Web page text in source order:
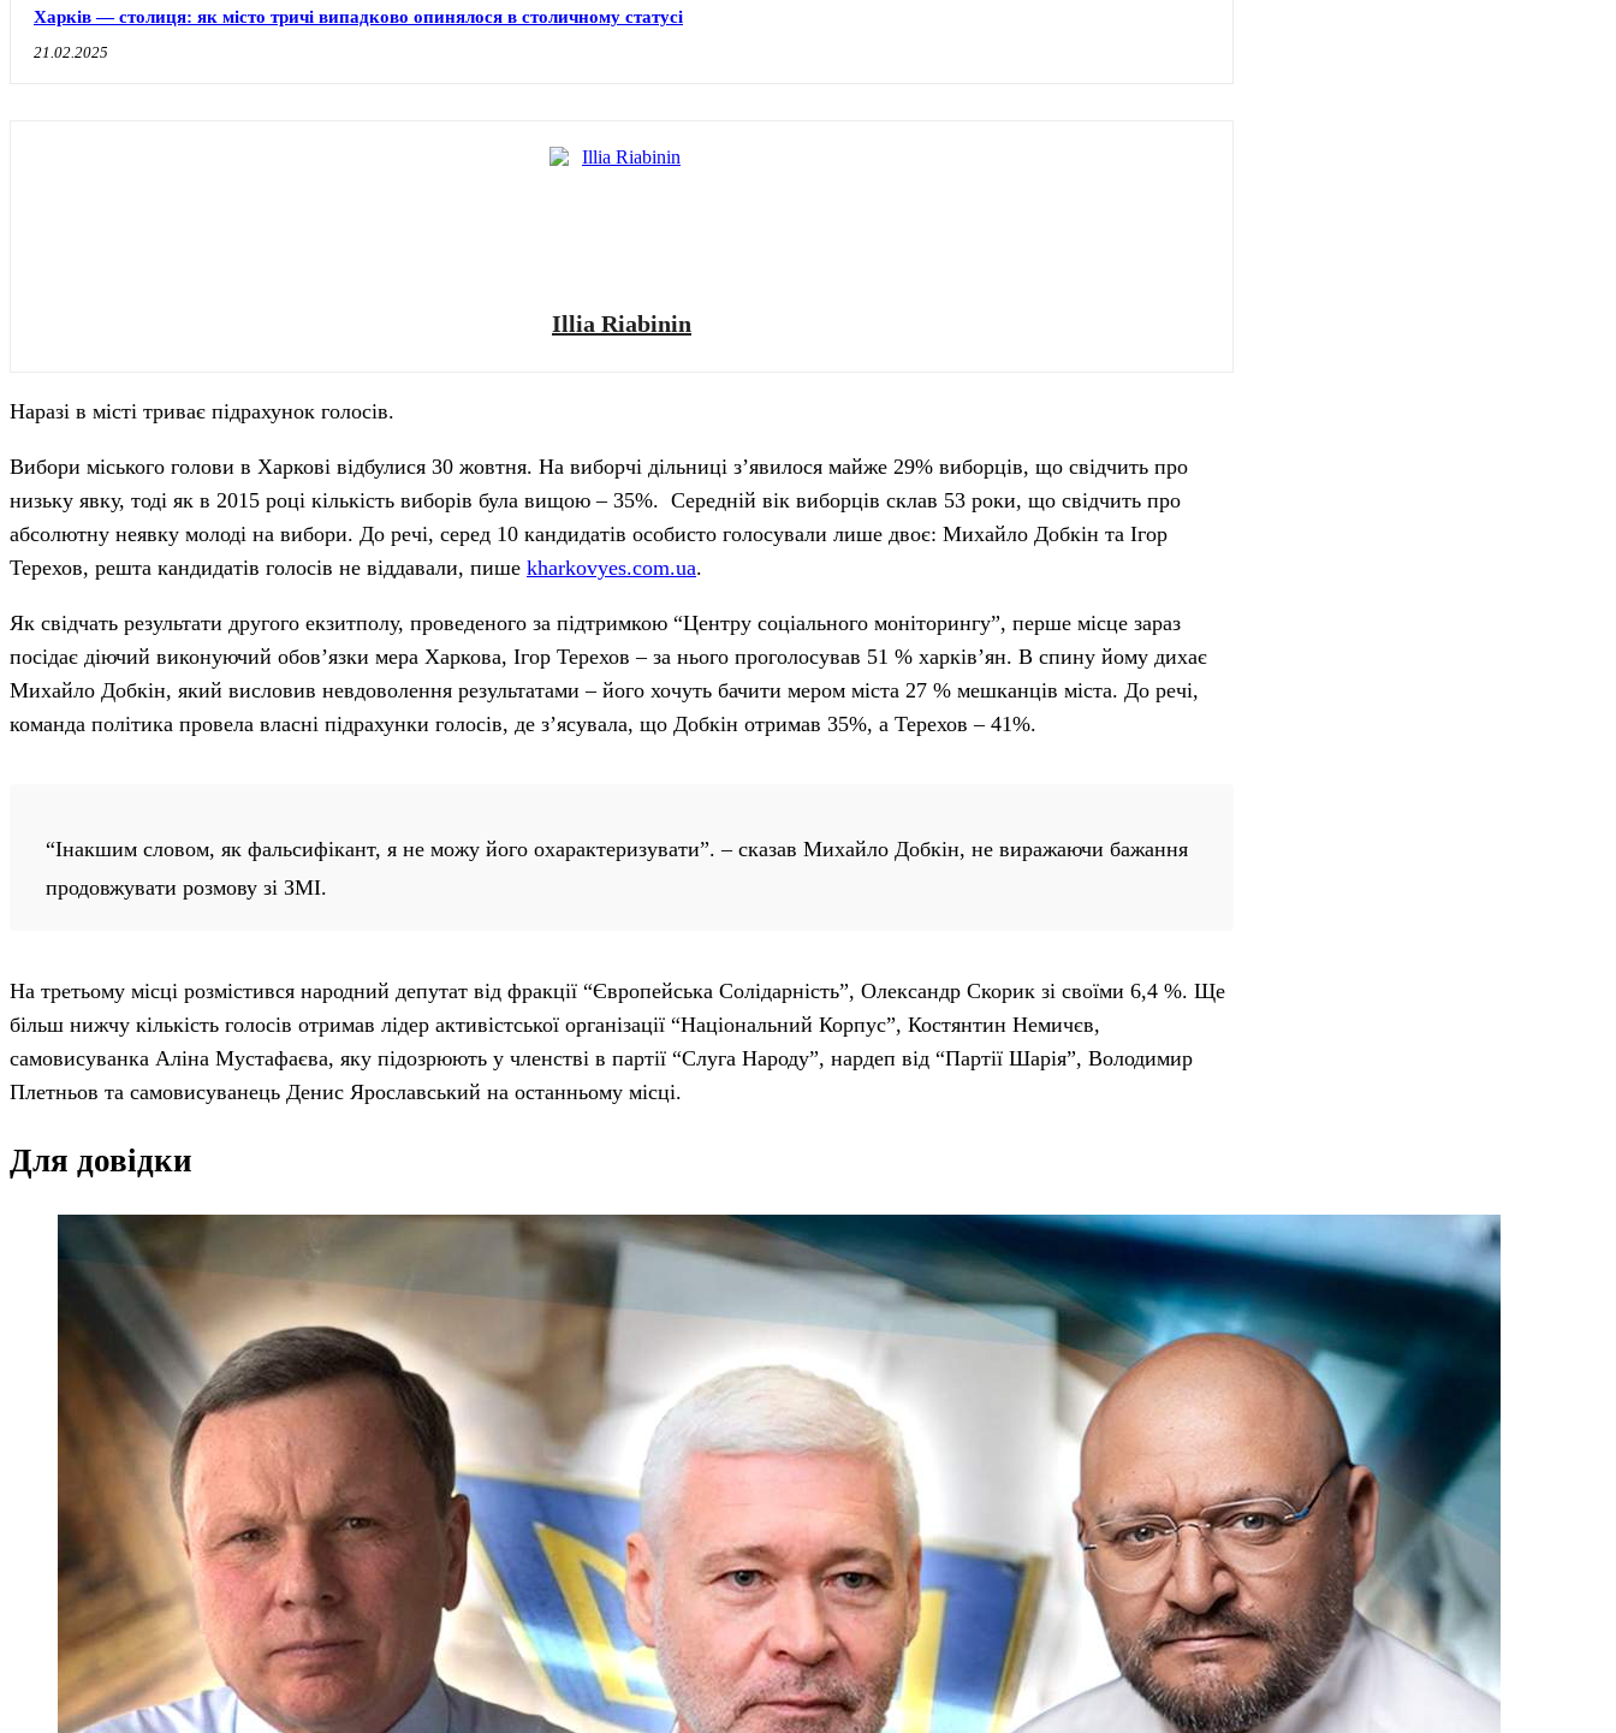
Харків — столиця: як місто тричі випадково опинялося в столичному статусі
21.02.2025
Illia Riabinin
Наразі в місті триває підрахунок голосів.
Вибори міського голови в Харкові відбулися 30 жовтня. На виборчі дільниці з’явилося майже 29% виборців, що свідчить про
низьку явку, тоді як в 2015 році кількість виборів була вищою – 35%. Середній вік виборців склав 53 роки, що свідчить про
абсолютну неявку молоді на вибори. До речі, серед 10 кандидатів особисто голосували лише двоє: Михайло Добкін та Ігор
Терехов, решта кандидатів голосів не віддавали, пише kharkovyes.com.ua.
Як свідчать результати другого екзитполу, проведеного за підтримкою “Центру соціального моніторингу”, перше місце зараз
посідає діючий виконуючий обов’язки мера Харкова, Ігор Терехов – за нього проголосував 51 % харків’ян. В спину йому дихає
Михайло Добкін, який висловив невдоволення результатами – його хочуть бачити мером міста 27 % мешканців міста. До речі,
команда політика провела власні підрахунки голосів, де з’ясувала, що Добкін отримав 35%, а Терехов – 41%.
“Інакшим словом, як фальсифікант, я не можу його охарактеризувати”. – сказав Михайло Добкін, не виражаючи бажання
продовжувати розмову зі ЗМІ.
На третьому місці розмістився народний депутат від фракції “Європейська Солідарність”, Олександр Скорик зі своїми 6,4 %. Ще
більш нижчу кількість голосів отримав лідер активістської організації “Національний Корпус”, Костянтин Немичєв,
самовисуванка Аліна Мустафаєва, яку підозрюють у членстві в партії “Слуга Народу”, нардеп від “Партії Шарія”, Володимир
Плетньов та самовисуванець Денис Ярославський на останньому місці.
Для довідки